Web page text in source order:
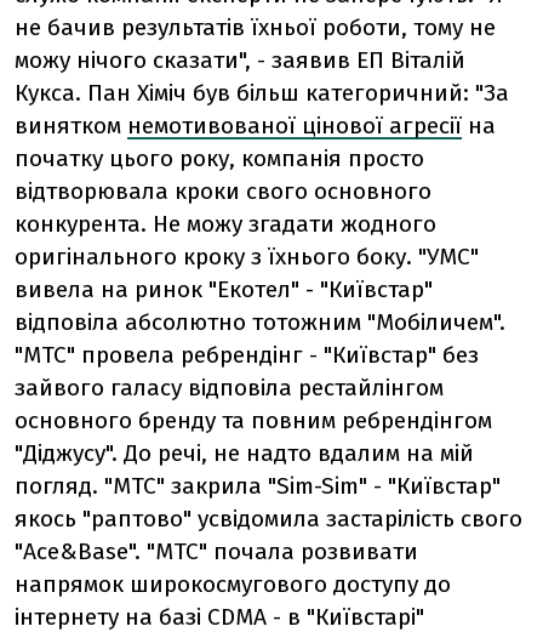
не бачив результатів їхньої роботи, тому не
можу нічого сказати", - заявив ЕП Віталій
Кукса. Пан Хіміч був більш категоричний: "За
винятком немотивованої цінової агресії на
початку цього року, компанія просто
відтворювала кроки свого основного
конкурента. Не можу згадати жодного
оригінального кроку з їхнього боку. "УМС"
вивела на ринок "Екотел" - "Київстар"
відповіла абсолютно тотожним "Мобіличем".
"МТС" провела ребрендінг - "Київстар" без
зайвого галасу відповіла рестайлінгом
основного бренду та повним ребрендінгом
"Діджусу". До речі, не надто вдалим на мій
погляд. "МТС" закрила "Sim-Sim" - "Київстар"
якось "раптово" усвідомила застарілість свого
"Ace&Base". "МТС" почала розвивати
напрямок широкосмугового доступу до
інтернету на базі CDMA - в "Київстарі"